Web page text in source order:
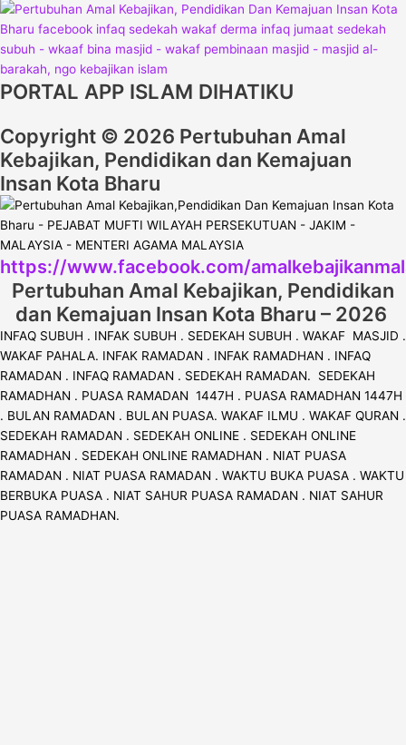
PORTAL APP ISLAM DIHATIKU
Copyright © 2026 Pertubuhan Amal
Kebajikan, Pendidikan dan Kemajuan
Insan Kota Bharu
https://www.facebook.com/
Pertubuhan Amal Kebajikan, Pendidikan
dan Kemajuan Insan Kota Bharu – 2026
INFAQ SUBUH . INFAK SUBUH . SEDEKAH SUBUH . WAKAF MASJID .
WAKAF PAHALA. INFAK RAMADAN . INFAK RAMADHAN . INFAQ
RAMADAN . INFAQ RAMADAN . SEDEKAH RAMADAN. SEDEKAH
RAMADHAN . PUASA RAMADAN 1447H . PUASA RAMADHAN 1447H
. BULAN RAMADAN . BULAN PUASA. WAKAF ILMU . WAKAF QURAN .
SEDEKAH RAMADAN . SEDEKAH ONLINE . SEDEKAH ONLINE
RAMADHAN . SEDEKAH ONLINE RAMADHAN . NIAT PUASA
RAMADAN . NIAT PUASA RAMADAN . WAKTU BUKA PUASA . WAKTU
BERBUKA PUASA . NIAT SAHUR PUASA RAMADAN . NIAT SAHUR
PUASA RAMADHAN.